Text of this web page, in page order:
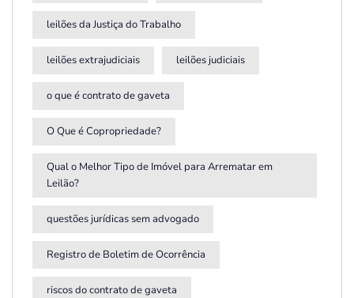
leilões da Justiça do Trabalho
leilões extrajudiciais leilões judiciais
o que é contrato de gaveta
O Que é Copropriedade?
Qual o Melhor Tipo de Imóvel para Arrematar em
Leilão?
questões jurídicas sem advogado
Registro de Boletim de Ocorrência
riscos do contrato de gaveta